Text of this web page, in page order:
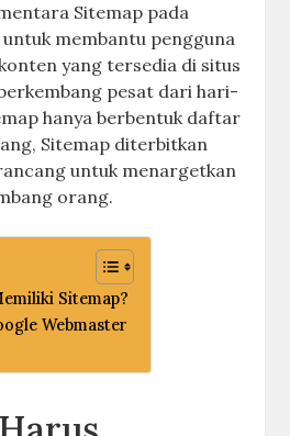
Sitemap pada
membantu pengguna
yang tersedia di situs
pesat dari hari-
hanya berbentuk daftar
Sitemap diterbitkan
untuk menargetkan
orang.
Sitemap?
Webmaster